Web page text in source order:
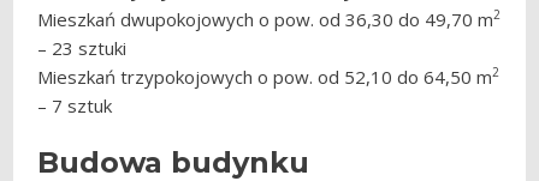
Mieszkań dwupokojowych o pow. od 36,30 do 49,70 m2
– 23 sztuki
Mieszkań trzypokojowych o pow. od 52,10 do 64,50 m2
– 7 sztuk
Budowa budynku